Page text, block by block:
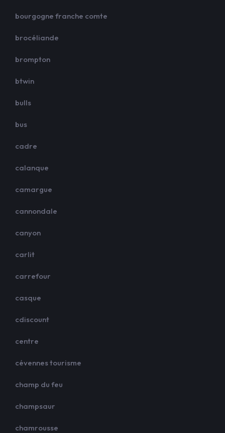
bourgogne franche comte
brocéliande
brompton
btwin
bulls
bus
cadre
calanque
camargue
cannondale
canyon
carlit
carrefour
casque
cdiscount
centre
cévennes tourisme
champ du feu
champsaur
chamrousse